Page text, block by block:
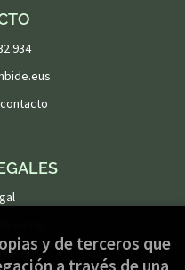
934
y de terceros que
a través de una